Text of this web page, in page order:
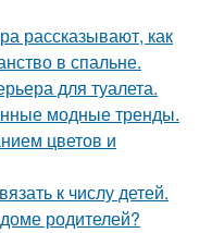
рассказывают, как
в спальне.
для туалета.
модные тренды.
цветов и
к числу детей.
родителей?